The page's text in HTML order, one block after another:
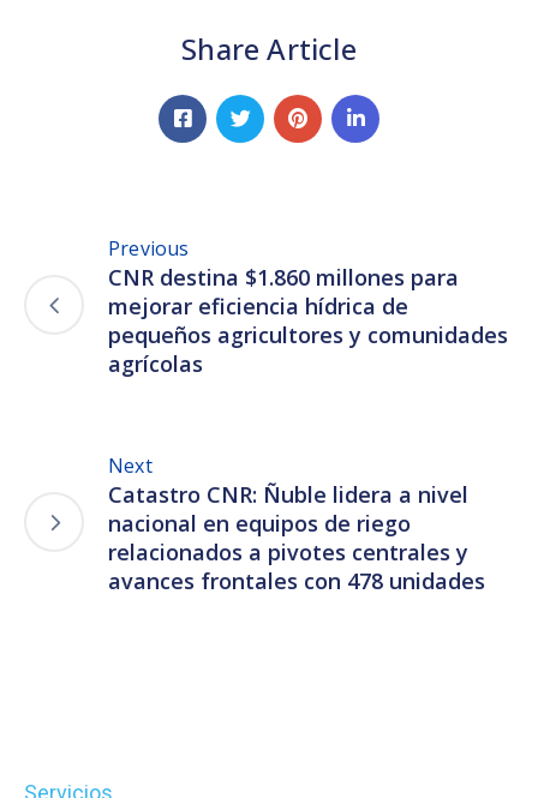
Share Article
Previous
CNR destina $1.860 millones para
mejorar eficiencia hídrica de
pequeños agricultores y comunidades
agrícolas
Next
Catastro CNR: Ñuble lidera a nivel
nacional en equipos de riego
relacionados a pivotes centrales y
avances frontales con 478 unidades
Servicios